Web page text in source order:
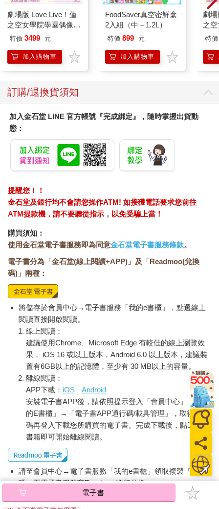
忍不住開口問：「要怎樣才能讓無果山再變得綠油油的？」
「哎呀，」敏俐的父親說：「這個問題妳得去問月下老人。」
「噢，下一次就講這個故事！」敏俐哀求著。「每一次我開口問
重要的事，大家總是說：『這個問題妳得去問月下老人。』總有
「月下老人！另一個故事！我們家一無所有，米飯幾乎填不滿我
們的碗了，而我們卻有一大堆的故事。」母親又歎了口氣。「我
「也許吧。」父親對敏俐說，同時看了妻子一眼，「我明天會告
訴妳那個故事。」
第二章
每天早上，在太陽升起前，敏俐、她的母親和父親就開始下田工
作。現在正逢插秧的季節，特別的累人。泥巴像漿糊般的黏在他
們腳上，每一株秧苗都必須費勁的用手插進田裡。炎熱的陽光在
頭頂上燃燒著，敏俐的膝蓋累得直顫抖。她恨透了雙手和臉龐沾
著黏稠溼泥巴的感覺；有好幾次，她憤怒、疲倦得想要停下來。
秧。
等到太陽快要下山時，敏俐的父母便叫她回家做晚餐並休息，他
倆則繼續待在泥巴裡幹活。直到太陽完完全全從天空消失了，他
們才肯回家。
敏俐一回到家，就清洗自己的臉和手腳；即使盆子裡的水都變成
了褐色，她依舊覺得自己沾滿泥巴。她的雙臂和雙腿都非常疲
在黝黑汙水中的倒影，在自己的臉上看見了母親皺起的眉頭。
娘是對的，敏俐心想。我們的命運真是可悲。每天，爹和娘拚命
工作，還是一無所有。但願我可以改變我們的命運。
就在那時候，敏俐聽見一陣模模糊糊的呢喃，她從沒聽過那樣的
聲音，就像一首從雲端吟唱出來的歌曲。她好奇的打開門，想知
道那是什麼聲音。
在家門前的那條路上，她看到一個矮小的陌生人正輕聲叫喚著。
「金魚，」他輕柔的說，好像想哄他的魚兒游動，「把財運帶進
你家。」
那個金魚販推著車子前進，敏俐和村民直盯著他瞧。雖然這座村
子座落在河邊，不過，如果有村民曾見過金魚一眼，那也是好多
年前的事了。翡翠河裡的魚跟這座村子一樣，不是褐色，就是灰
色。金魚販的車子滿載著一缸缸像珠寶般閃爍奪目的金魚。
他的輕聲細語把敏俐吸引了過去，就像飛蛾撲向燃亮的燈籠。
「金魚會怎麼把財運帶進你家？」敏俐問。
金魚販注視著她；夕陽在他身後落下，讓他發出燦爛的紅、黃光
芒。「妳不知道嗎？」他問她。「金魚代表多金。家裡有一缸金
魚，表示妳家將會盈滿黃金和美玉。」
敏俐用明亮的黑眼珠盯著他的魚缸，一隻耀眼的橘色魚兒也用明
亮的黑眼珠回看她。接著，才一眨眼，敏俐幾乎連想都不想，就
轉身進屋，從白兔飯碗裡抓出兩枚銅幣。
「我要買那一隻。」敏俐說，並指著那隻吸引了她的目光、有著
黑眼珠和黑鰭的橘紅金魚。
劇場版 Love Live！蓮
之空女學院學園偶像俱
樂部 Bloom Garden
組
特價 3499 元
加入購物車
FoodSaver真空密鮮盒
2入組（中－1.2L）
特價 899 元
加入購物車
劇
之
樂
特價
訂購/退換貨須知
加入金石堂 LINE 官方帳號『完成綁定』，隨時掌握出貨動
態：
提醒您！！
金石堂及銀行均不會請您操作ATM! 如接獲電話要求您前往
ATM提款機，請不要聽從指示，以免受騙上當！
購買須知：
使用金石堂電子書服務即為同意金石堂電子書服務條款。
電子書分為「金石堂(線上閱讀+APP)」及「Readmoo(兌換
碼)」兩種：
將儲存於會員中心→電子書服務「我的e書櫃」，點選線上
閱讀直接開啟閱讀。
線上閱讀：
建議使用Chrome、Microsoft Edge 有較佳的線上瀏覽效
果， iOS 16 或以上版本，Android 6.0 以上版本，建議裝
置有6GB以上的記憶體，至少有 30 MB以上的容量。
離線閱讀：
APP下載： iOS
Android
安裝電子書APP後，請依照提示登入「會員中心」→「我
的E書櫃」→「電子書APP通行碼/載具管理」，取得通行
碼再登入下載您所購買的電子書。完成下載後，點選任一
書籍即可開始離線閱讀。
請至會員中心→電子書服務「我的e書櫃」領取複製『兌換
碼』至電子書服務商Readmoo進行兌換。
退換貨須知：
電子書